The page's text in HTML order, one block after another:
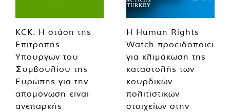
KCK: Η στάση της
Επιτροπής
Υπουργών του
Συμβουλίου της
Ευρώπης για την
απομόνωση είναι
ανεπαρκής
Η Human Rights
Watch προειδοποιεί
για κλιμάκωση της
καταστολής των
κουρδικών
πολιτιστικών
στοιχείων στην